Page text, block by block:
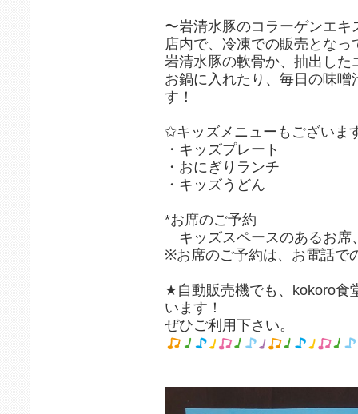
〜岩清水豚のコラーゲンエキ
店内で、冷凍での販売となっ
岩清水豚の軟骨か、抽出した
お鍋に入れたり、毎日の味
す！
✩キッズメニューもございま
・キッズプレート
・おにぎりランチ
・キッズうどん
*お席のご予約
キッズスペースのあるお席
※お席のご予約は、お電話で
★自動販売機でも、kokoro食
います！
ぜひご利用下さい。